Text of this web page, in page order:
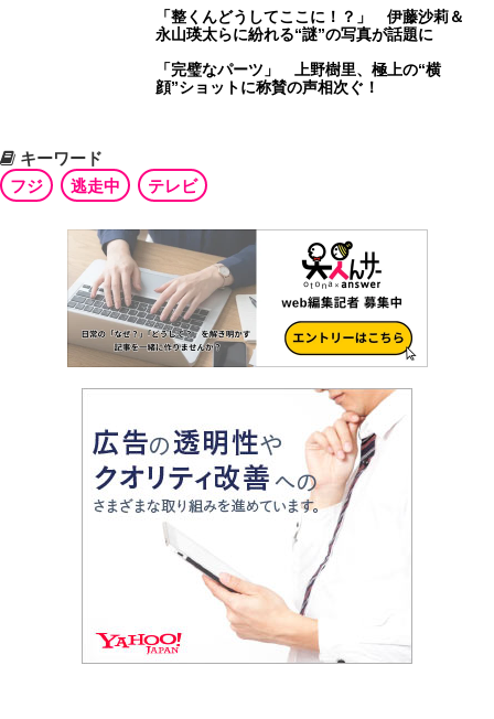
「整くんどうしてここに！？」 伊藤沙莉＆
永山瑛太らに紛れる“謎”の写真が話題に
「完璧なパーツ」 上野樹里、極上の“横
顔”ショットに称賛の声相次ぐ！
キーワード
フジ
逃走中 テレビ